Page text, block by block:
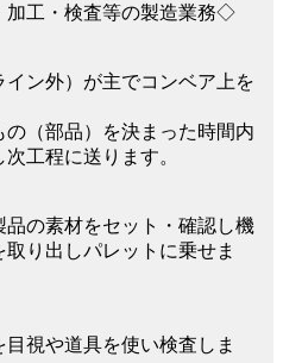
工・検査等の製造業務◇
イン外）が主でコンベア上を
（部品）を決まった時間内
工程に送ります。
品の素材をセット・確認し機
り出しパレットに乗せま
視や道具を使い検査しま